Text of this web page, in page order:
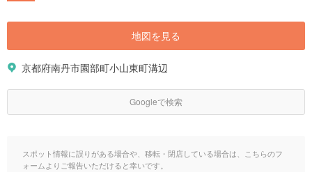
地図を見る
京都府南丹市園部町小山東町溝辺
Googleで検索
スポット情報に誤りがある場合や、移転・閉店している場合は、こちらのフ
ォームよりご報告いただけると幸いです。